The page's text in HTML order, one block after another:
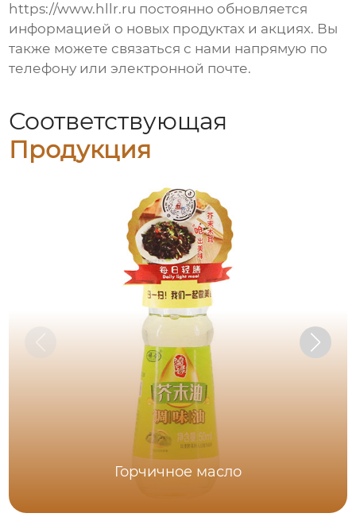
https://www.hllr.ru постоянно обновляется
информацией о новых продуктах и акциях. Вы
также можете связаться с нами напрямую по
телефону или электронной почте.
Соответствующая
Продукция
Горчичное масло